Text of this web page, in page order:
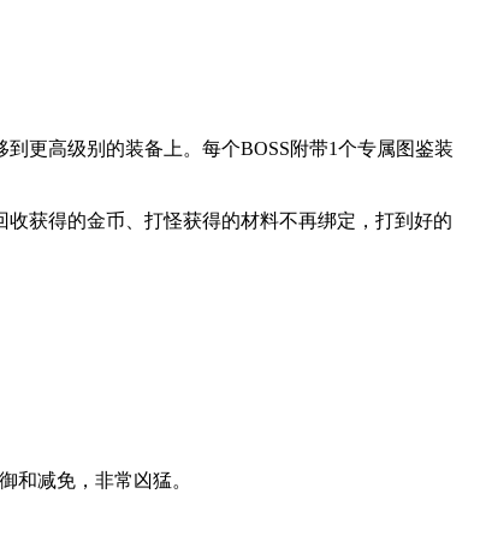
更高级别的装备上。每个BOSS附带1个专属图鉴装
获得的金币、打怪获得的材料不再绑定，打到好的
和减免，非常凶猛。